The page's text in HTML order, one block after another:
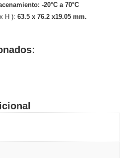
-20°C a 70°C
H ): 63.5 x 76.2 x19.05 mm.